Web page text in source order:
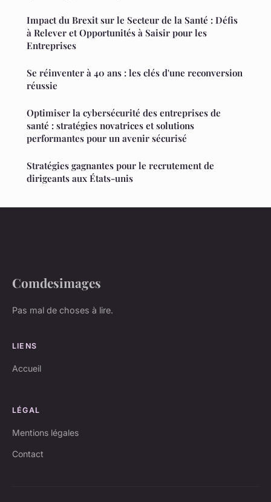
Impact du Brexit sur le Secteur de la Santé : Défis
à Relever et Opportunités à Saisir pour les
Entreprises
Se réinventer à 40 ans : les clés d'une reconversion
réussie
Optimiser la cybersécurité des entreprises de
santé : stratégies novatrices et solutions
performantes pour un avenir sécurisé
Stratégies gagnantes pour le recrutement de
dirigeants aux États-unis
Comdesimages
Pas mal de choses à lire.
LIENS
Accueil
LÉGAL
Mentions légales
Contact